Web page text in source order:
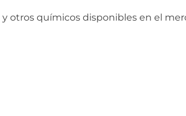
y otros químicos disponibles en el